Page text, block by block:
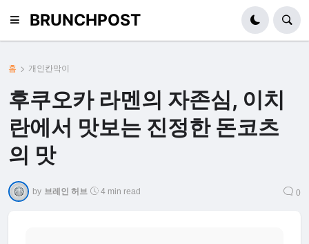
BRUNCHPOST
홈 개인칸막이
후쿠오카 라멘의 자존심, 이치
란에서 맛보는 진정한 돈코츠
의 맛
by 브레인 허브 4 min read 0